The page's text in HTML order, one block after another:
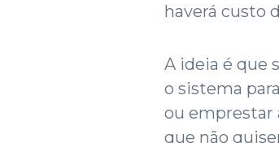
haverá custo
A ideia é que
o sistema
ou emprestar
que não